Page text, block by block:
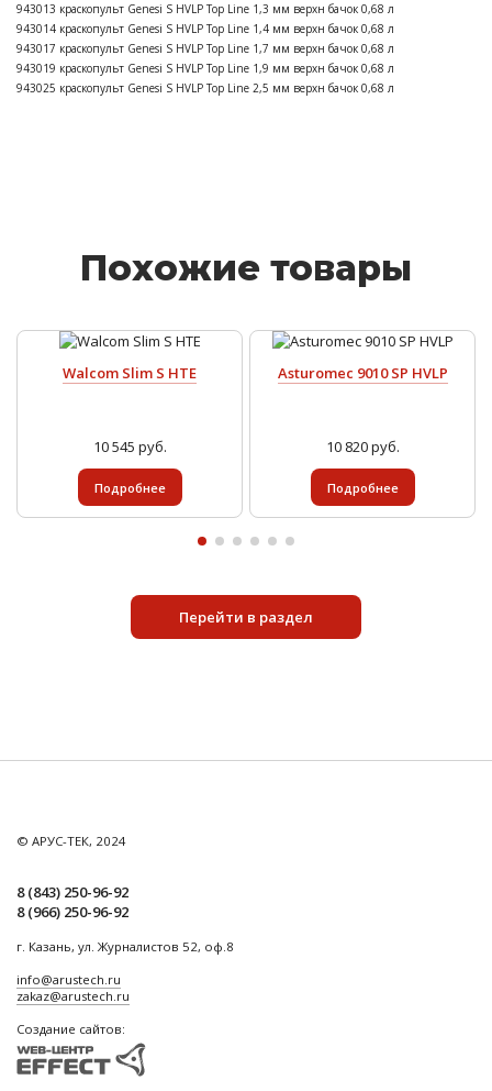
943013 краскопульт Genesi S HVLP Top Line 1,3 мм верхн бачок 0,68 л
943014 краскопульт Genesi S HVLP Top Line 1,4 мм верхн бачок 0,68 л
943017 краскопульт Genesi S HVLP Top Line 1,7 мм верхн бачок 0,68 л
943019 краскопульт Genesi S HVLP Top Line 1,9 мм верхн бачок 0,68 л
943025 краскопульт Genesi S HVLP Top Line 2,5 мм верхн бачок 0,68 л
Похожие товары
Walcom Slim S HTE
10 545 руб.
Подробнее
Asturomec 9010 SP HVLP
10 820 руб.
Подробнее
Перейти в раздел
© АРУС-ТЕК, 2024
8 (843) 250-96-92
8 (966) 250-96-92
г. Казань, ул. Журналистов 52, оф.8
info@arustech.ru
zakaz@arustech.ru
Создание сайтов: